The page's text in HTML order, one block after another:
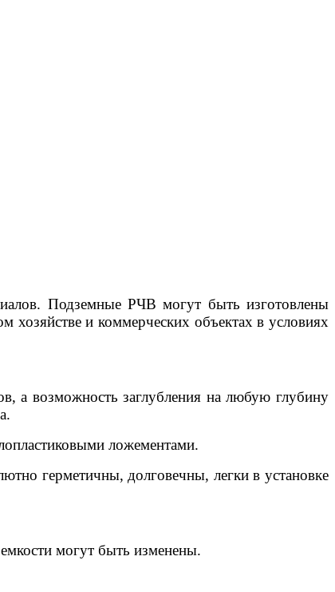
Подземные РЧВ могут быть изготовлены
и коммерческих объектах в условиях
а возможность заглубления на любую глубину
ложементами.
герметичны, долговечны, легки в установке
могут быть изменены.